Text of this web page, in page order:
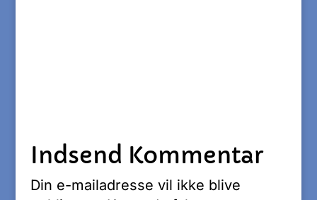
Indsend Kommentar
Din e-mailadresse vil ikke blive